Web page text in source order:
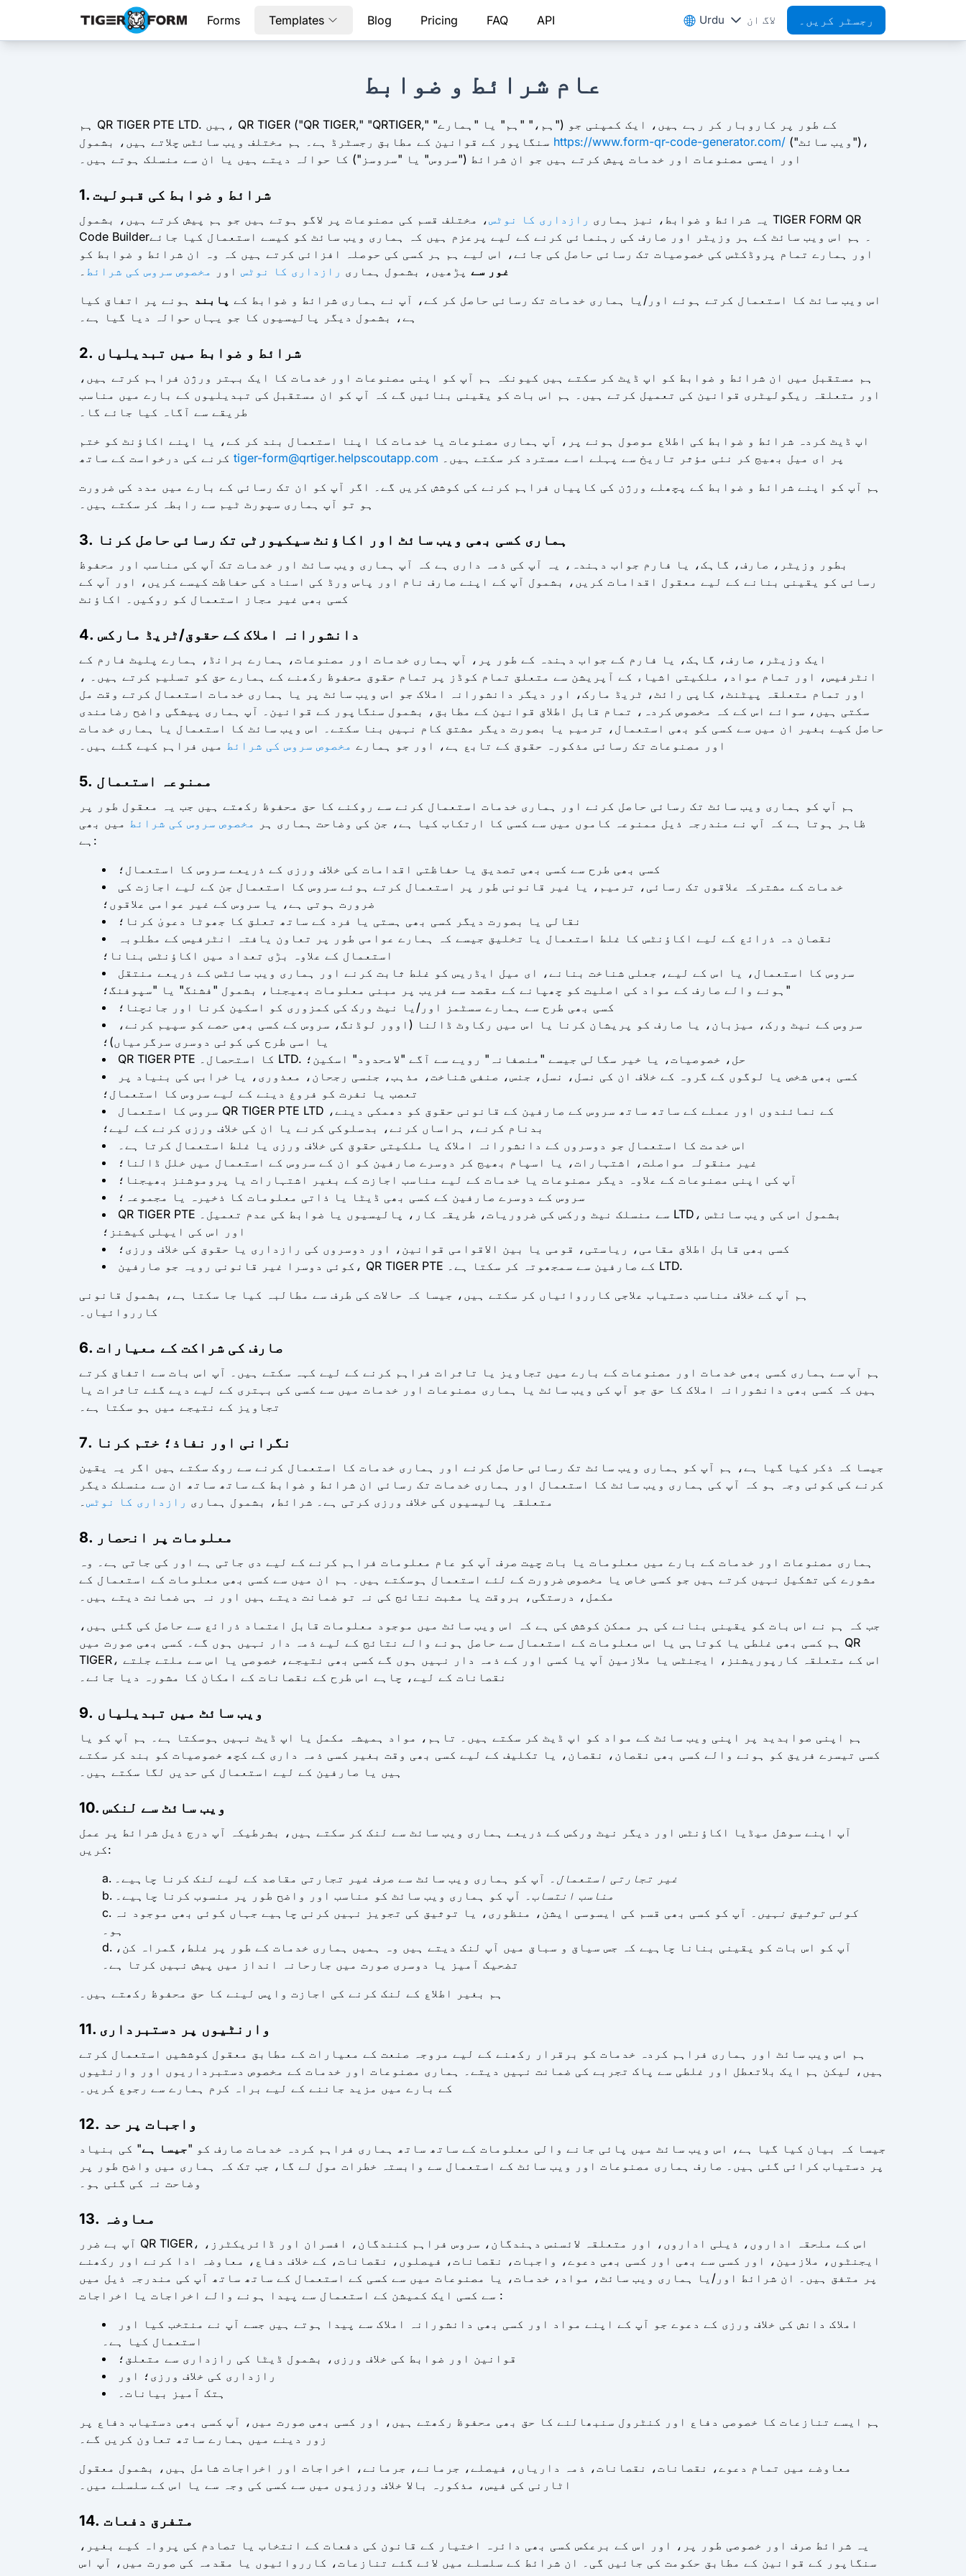
Forms Templates Blog Pricing FAQ API Urdu لاگ ان رجسٹر کریں۔
عام شرائط و ضوابط
ہم QR TIGER PTE LTD. ہیں، QR TIGER ("QR TIGER," "QRTIGER," "ہم،" "ہم" یا "ہمارے") کے طور پر کاروبار کر رہے ہیں، ایک کمپنی جو
https://www.form-qr-code-generator.com/ ("ویب سائٹ")،
اور ایسی مصنوعات اور خدمات پیش کرتے ہیں جو ان شرائط ("سروس" یا "سروسز") کا حوالہ دیتے ہیں یا ان سے منسلک ہوتے ہیں۔
1. شرائط و ضوابط کی قبولیت
یہ شرائط و ضوابط، نیز ہماری رازداری کا نوٹس، مختلف قسم کی مصنوعات پر لاگو ہوتے ہیں جو ہم پیش کرتے ہیں، بشمول TIGER FORM QR
Code Builder۔ ہم اس ویب سائٹ کے ہر وزیٹر اور صارف کی رہنمائی کرنے کے لیے پرعزم ہیں کہ ہماری ویب سائٹ کو کیسے استعمال کیا جائے
اور ہمارے تمام پروڈکٹس کی خصوصیات تک رسائی حاصل کی جائے، اس لیے ہم ہر کسی کی حوصلہ افزائی کرتے ہیں کہ وہ ان شرائط و ضوابط کو
غور سے پڑھیں، بشمول ہماری رازداری کا نوٹس اور مخصوص سروس کی شرائط ۔
اس ویب سائٹ کا استعمال کرتے ہوئے اور/یا ہماری خدمات تک رسائی حاصل کر کے، آپ نے ہماری شرائط و ضوابط کے پابند ہونے پر اتفاق کیا
ہے، بشمول دیگر پالیسیوں کا جو یہاں حوالہ دیا گیا ہے۔
2. شرائط و ضوابط میں تبدیلیاں
ہم مستقبل میں ان شرائط و ضوابط کو اپ ڈیٹ کر سکتے ہیں کیونکہ ہم آپ کو اپنی مصنوعات اور خدمات کا ایک بہتر ورژن فراہم کرتے ہیں،
اور متعلقہ ریگولیٹری قوانین کی تعمیل کرتے ہیں۔ ہم اس بات کو یقینی بنائیں گے کہ آپ کو ان مستقبل کی تبدیلیوں کے بارے میں مناسب
طریقے سے آگاہ کیا جائے گا۔
اپ ڈیٹ کردہ شرائط و ضوابط کی اطلاع موصول ہونے پر، آپ ہماری مصنوعات یا خدمات کا اپنا استعمال بند کر کے، یا اپنے اکاؤنٹ کو ختم
tiger-form@qrtiger.helpscoutapp.com پر ای میل بھیج کر نئی مؤثر تاریخ سے پہلے اسے مسترد کر سکتے ہیں۔
ہم آپ کو اپنے شرائط و ضوابط کے پچھلے ورژن کی کاپیاں فراہم کرنے کی کوشش کریں گے۔ اگر آپ کو ان تک رسائی کے بارے میں مدد کی ضرورت
ہو تو آپ ہماری سپورٹ ٹیم سے رابطہ کر سکتے ہیں۔
3. ہماری کسی بھی ویب سائٹ اور اکاؤنٹ سیکیورٹی تک رسائی حاصل کرنا
بطور وزیٹر، صارف، گاہک، یا فارم جواب دہندہ، یہ آپ کی ذمہ داری ہے کہ آپ ہماری ویب سائٹ اور خدمات تک آپ کی مناسب اور محفوظ
رسائی کو یقینی بنانے کے لیے معقول اقدامات کریں، بشمول آپ کے اپنے صارف نام اور پاس ورڈ کی اسناد کی حفاظت کیسے کریں، اور آپ کے
کسی بھی غیر مجاز استعمال کو روکیں۔ اکاؤنٹ
4. دانشورانہ املاک کے حقوق/ٹریڈ مارکس
ایک وزیٹر، صارف، گاہک، یا فارم کے جواب دہندہ کے طور پر، آپ ہماری خدمات اور مصنوعات، ہمارے برانڈ، ہمارے پلیٹ فارم کے
انٹرفیس، اور تمام مواد، ملکیتی اشیاء کے آپریشن سے متعلق تمام کوڈز پر تمام حقوق محفوظ رکھنے کے ہمارے حق کو تسلیم کرتے ہیں۔ ،
اور تمام متعلقہ پیٹنٹ، کاپی رائٹ، ٹریڈ مارک، اور دیگر دانشورانہ املاک جو اس ویب سائٹ پر یا ہماری خدمات استعمال کرتے وقت مل
سکتی ہیں، سوائے اس کے کہ مخصوص کردہ، تمام قابل اطلاق قوانین کے مطابق، بشمول سنگاپور کے قوانین۔ آپ ہماری پیشگی واضح رضامندی
حاصل کیے بغیر ان میں سے کسی کو بھی استعمال، ترمیم یا بصورت دیگر مشتق کام نہیں بنا سکتے۔ اس ویب سائٹ کا استعمال یا ہماری خدمات
اور مصنوعات تک رسائی مذکورہ حقوق کے تابع ہے، اور جو ہمارے مخصوص سروس کی شرائط میں فراہم کیے گئے ہیں۔
5. ممنوعہ استعمال
ہم آپ کو ہماری ویب سائٹ تک رسائی حاصل کرنے اور ہماری خدمات استعمال کرنے سے روکنے کا حق محفوظ رکھتے ہیں جب یہ معقول طور پر
ظاہر ہوتا ہے کہ آپ نے مندرجہ ذیل ممنوعہ کاموں میں سے کسی کا ارتکاب کیا ہے، جن کی وضاحت ہماری ہر
مخصوص سروس کی شرائط میں بھی
ہے:
کسی بھی طرح سے کسی بھی تصدیق یا حفاظتی اقدامات کی خلاف ورزی کے ذریعے سروس کا استعمال؛
خدمات کے مشترکہ علاقوں تک رسائی، ترمیم، یا غیر قانونی طور پر استعمال کرتے ہوئے سروس کا استعمال جن کے لیے اجازت کی
ضرورت ہوتی ہے، یا سروس کے غیر عوامی علاقوں؛
نقالی یا بصورت دیگر کسی بھی ہستی یا فرد کے ساتھ تعلق کا جھوٹا دعویٰ کرنا؛
نقصان دہ ذرائع کے لیے اکاؤنٹس کا غلط استعمال یا تخلیق جیسے کہ ہمارے عوامی طور پر تعاون یافتہ انٹرفیس کے مطلوبہ
استعمال کے علاوہ بڑی تعداد میں اکاؤنٹس بنانا؛
سروس کا استعمال، یا اس کے لیے، جعلی شناخت بنانے، ای میل ایڈریس کو غلط ثابت کرنے اور ہماری ویب سائٹس کے ذریعے منتقل
ہونے والے صارف کے مواد کی اصلیت کو چھپانے کے مقصد سے فریب پر مبنی معلومات بھیجنا، بشمول "فشنگ" یا "سپوفنگ؛"
کسی بھی طرح سے ہمارے سسٹمز اور/یا نیٹ ورک کی کمزوری کو اسکین کرنا اور جانچنا؛
سروس کے نیٹ ورک، میزبان، یا صارف کو پریشان کرنا یا اس میں رکاوٹ ڈالنا (اوور لوڈنگ، سروس کے کسی بھی حصے کو سپیم کرنے،
یا اسی طرح کی کوئی دوسری سرگرمیاں)؛
QR TIGER PTE کا استحصال۔ LTD. حل، خصوصیات، یا خیر سگالی جیسے "منصفانہ" رویے سے آگے "لامحدود" اسکین؛
کسی بھی شخص یا لوگوں کے گروہ کے خلاف ان کی نسل، نسل، جنس، صنفی شناخت، مذہب، جنسی رجحان، معذوری، یا خرابی کی بنیاد پر
تعصب یا نفرت کو فروغ دینے کے لیے سروس کا استعمال؛
سروس کا استعمال QR TIGER PTE LTD کے نمائندوں اور عملے کے ساتھ ساتھ سروس کے صارفین کے قانونی حقوق کو دھمکی دینے،
بدنام کرنے، ہراساں کرنے، بدسلوکی کرنے یا ان کی خلاف ورزی کرنے کے لیے؛
اس خدمت کا استعمال جو دوسروں کے دانشورانہ املاک یا ملکیتی حقوق کی خلاف ورزی یا غلط استعمال کرتا ہے۔
غیر منقولہ مواصلت، اشتہارات، یا اسپام بھیج کر دوسرے صارفین کو ان کے سروس کے استعمال میں خلل ڈالنا؛
آپ کی اپنی مصنوعات کے علاوہ دیگر مصنوعات یا خدمات کے لیے مناسب اجازت کے بغیر اشتہارات یا پروموشنز بھیجنا؛
سروس کے دوسرے صارفین کے کسی بھی ڈیٹا یا ذاتی معلومات کا ذخیرہ یا مجموعہ؛
QR TIGER PTE سے منسلک نیٹ ورکس کی ضروریات، طریقہ کار، پالیسیوں یا ضوابط کی عدم تعمیل۔ LTD، بشمول اس کی ویب سائٹس
اور اس کی ایپلی کیشنز؛
کسی بھی قابل اطلاق مقامی، ریاستی، قومی یا بین الاقوامی قوانین، اور دوسروں کی رازداری یا حقوق کی خلاف ورزی؛
کوئی دوسرا غیر قانونی رویہ جو صارفین، QR TIGER PTE کے صارفین سے سمجھوتہ کر سکتا ہے۔ LTD.
ہم آپ کے خلاف مناسب دستیاب علاجی کارروائیاں کر سکتے ہیں، جیسا کہ حالات کی طرف سے مطالبہ کیا جا سکتا ہے، بشمول قانونی
کارروائیاں۔
6. صارف کی شراکت کے معیارات
ہم آپ سے ہماری کسی بھی خدمات اور مصنوعات کے بارے میں تجاویز یا تاثرات فراہم کرنے کے لیے کہہ سکتے ہیں۔ آپ اس بات سے اتفاق کرتے
ہیں کہ کسی بھی دانشورانہ املاک کا حق جو آپ کی ویب سائٹ یا ہماری مصنوعات اور خدمات میں سے کسی کی بہتری کے لیے دیے گئے تاثرات یا
تجاویز کے نتیجے میں ہو سکتا ہے۔
7. نگرانی اور نفاذ؛ ختم کرنا
جیسا کہ ذکر کیا گیا ہے، ہم آپ کو ہماری ویب سائٹ تک رسائی حاصل کرنے اور ہماری خدمات کا استعمال کرنے سے روک سکتے ہیں اگر یہ یقین
کرنے کی کوئی وجہ ہو کہ آپ کی ہماری ویب سائٹ کا استعمال اور ہماری خدمات تک رسائی ان شرائط و ضوابط کے ساتھ ساتھ ان سے منسلک دیگر
متعلقہ پالیسیوں کی خلاف ورزی کرتی ہے۔ شرائط، بشمول ہماری رازداری کا نوٹس۔
8. معلومات پر انحصار
ہماری مصنوعات اور خدمات کے بارے میں معلومات یا بات چیت صرف آپ کو عام معلومات فراہم کرنے کے لیے دی جاتی ہے اور کی جاتی ہے۔ وہ
مشورے کی تشکیل نہیں کرتے ہیں جو کسی خاص یا مخصوص ضرورت کے لئے استعمال ہوسکتے ہیں۔ ہم ان میں سے کسی بھی معلومات کے استعمال کے
مکمل، درستگی، بروقت یا مثبت نتائج کی نہ تو ضمانت دیتے ہیں اور نہ ہی ضمانت دیتے ہیں۔
جب کہ ہم نے اس بات کو یقینی بنانے کی ہر ممکن کوشش کی ہے کہ اس ویب سائٹ میں موجود معلومات قابل اعتماد ذرائع سے حاصل کی گئی ہیں،
ہم کسی بھی غلطی یا کوتاہی یا اس معلومات کے استعمال سے حاصل ہونے والے نتائج کے لیے ذمہ دار نہیں ہوں گے۔ کسی بھی صورت میں QR
TIGER، اس کے متعلقہ کارپوریشنز، ایجنٹس یا ملازمین آپ یا کسی اور کے ذمہ دار نہیں ہوں گے کسی بھی نتیجے، خصوصی یا اس سے ملتے جلتے
نقصانات کے لیے، چاہے اس طرح کے نقصانات کے امکان کا مشورہ دیا جائے۔
9. ویب سائٹ میں تبدیلیاں
ہم اپنی صوابدید پر اپنی ویب سائٹ کے مواد کو اپ ڈیٹ کر سکتے ہیں۔ تاہم، مواد ہمیشہ مکمل یا اپ ڈیٹ نہیں ہوسکتا ہے۔ ہم آپ کو یا
کسی تیسرے فریق کو ہونے والے کسی بھی نقصان، نقصان، یا تکلیف کے لیے کسی بھی وقت بغیر کسی ذمہ داری کے کچھ خصوصیات کو بند کر سکتے
ہیں یا صارفین کے لیے استعمال کی حدیں لگا سکتے ہیں۔
10. ویب سائٹ سے لنکس
آپ اپنے سوشل میڈیا اکاؤنٹس اور دیگر نیٹ ورکس کے ذریعے ہماری ویب سائٹ سے لنک کر سکتے ہیں، بشرطیکہ آپ درج ذیل شرائط پر عمل
کریں:
غیر تجارتی استعمال ۔ آپ کو ہماری ویب سائٹ سے صرف غیر تجارتی مقاصد کے لیے لنک کرنا چاہیے۔
مناسب انتساب۔ آپ کو ہماری ویب سائٹ کو مناسب اور واضح طور پر منسوب کرنا چاہیے۔
کوئی توثیق نہیں ۔ آپ کو کسی بھی قسم کی ایسوسی ایشن، منظوری، یا توثیق کی تجویز نہیں کرنی چاہیے جہاں کوئی بھی موجود نہ
ہو۔
آپ کو اس بات کو یقینی بنانا چاہیے کہ جس سیاق و سباق میں آپ لنک دیتے ہیں وہ ہمیں ہماری خدمات کے طور پر غلط، گمراہ کن،
تضحیک آمیز یا دوسری صورت میں جارحانہ انداز میں پیش نہیں کرتا ہے۔
ہم بغیر اطلاع کے لنک کرنے کی اجازت واپس لینے کا حق محفوظ رکھتے ہیں۔
11. وارنٹیوں پر دستبرداری
ہم اس ویب سائٹ اور ہماری فراہم کردہ خدمات کو برقرار رکھنے کے لیے مروجہ صنعت کے معیارات کے مطابق معقول کوششیں استعمال کرتے
ہیں، لیکن ہم ایک بلاتعطل اور غلطی سے پاک تجربے کی ضمانت نہیں دیتے۔ ہماری مصنوعات اور خدمات کے مخصوص دستبرداریوں اور وارنٹیوں
کے بارے میں مزید جاننے کے لیے براہ کرم ہمارے سے رجوع کریں۔
12. واجبات پر حد
جیسا کہ بیان کیا گیا ہے، اس ویب سائٹ میں پائی جانے والی معلومات کے ساتھ ساتھ ہماری فراہم کردہ خدمات صارف کو "جیسا ہے" کی بنیاد
پر دستیاب کرائی گئی ہیں۔ صارف ہماری مصنوعات اور ویب سائٹ کے استعمال سے وابستہ خطرات مول لے گا، جب تک کہ ہماری میں واضح طور پر
وضاحت نہ کی گئی ہو۔
13. معاوضہ
آپ بے ضرر QR TIGER، اس کے ملحقہ اداروں، ذیلی اداروں، اور متعلقہ لائسنس دہندگان، سروس فراہم کنندگان، افسران اور ڈائریکٹرز،
ایجنٹوں، ملازمین، اور کسی سے بھی اور کسی بھی دعوے، واجبات، نقصانات، فیصلوں، نقصانات، کے خلاف دفاع، معاوضہ ادا کرنے اور رکھنے
پر متفق ہیں۔ ان شرائط اور/یا ہماری ویب سائٹ، مواد، خدمات، یا مصنوعات میں سے کسی کے استعمال کے ساتھ ساتھ آپ کی مندرجہ ذیل میں
سے کسی ایک کمیشن کے استعمال سے پیدا ہونے والے اخراجات یا اخراجات :
املاک دانش کی خلاف ورزی کے دعوے جو آپ کے اپنے مواد اور کسی بھی دانشورانہ املاک سے پیدا ہوتے ہیں جسے آپ نے منتخب کیا اور
استعمال کیا ہے۔
قوانین اور ضوابط کی خلاف ورزی، بشمول ڈیٹا کی رازداری سے متعلق؛
رازداری کی خلاف ورزی؛ اور
ہتک آمیز بیانات۔
ہم ایسے تنازعات کا خصوصی دفاع اور کنٹرول سنبھالنے کا حق بھی محفوظ رکھتے ہیں، اور کسی بھی صورت میں، آپ کسی بھی دستیاب دفاع پر
زور دینے میں ہمارے ساتھ تعاون کریں گے۔
معاوضے میں تمام دعوے، نقصانات، نقصانات، ذمہ داریاں، فیصلے، جرمانے، جرمانے، اخراجات اور اخراجات شامل ہیں، بشمول معقول
اٹارنی کی فیس، مذکورہ بالا خلاف ورزیوں میں سے کسی کی وجہ سے یا اس کے سلسلے میں۔
14. متفرق دفعات
یہ شرائط صرف اور خصوصی طور پر، اور اس کے برعکس کسی بھی دائرہ اختیار کے قانون کی دفعات کے انتخاب یا تصادم کی پرواہ کیے بغیر،
سنگاپور کے قوانین کے مطابق حکومت کی جائیں گی۔ ان شرائط کے سلسلے میں لائے گئے تنازعات، کارروائیوں یا مقدمہ کی صورت میں، آپ اس